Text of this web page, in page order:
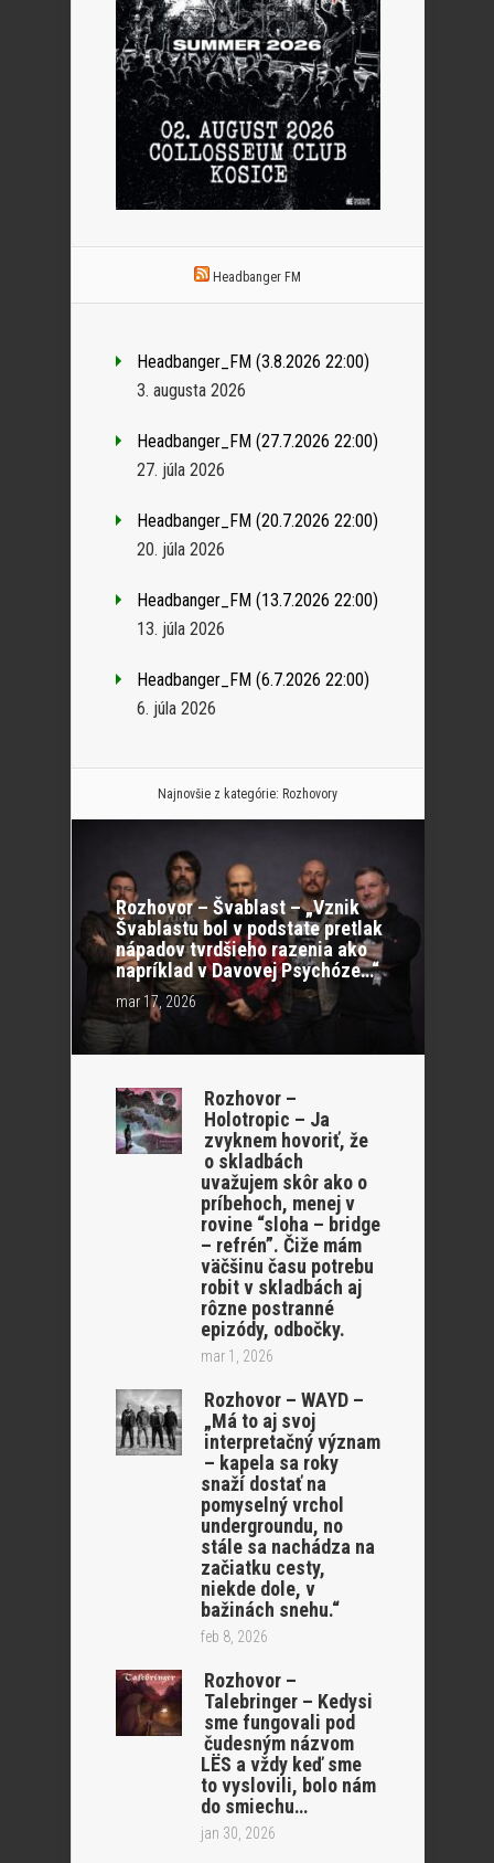
Headbanger FM
Headbanger_FM (3.8.2026 22:00)
3. augusta 2026
Headbanger_FM (27.7.2026 22:00)
27. júla 2026
Headbanger_FM (20.7.2026 22:00)
20. júla 2026
Headbanger_FM (13.7.2026 22:00)
13. júla 2026
Headbanger_FM (6.7.2026 22:00)
6. júla 2026
Najnovšie z kategórie: Rozhovory
Rozhovor – Švablast – „Vznik
Švablastu bol v podstate pretlak
nápadov tvrdšieho razenia ako
napríklad v Davovej Psychóze…“
mar 17, 2026
Rozhovor –
Holotropic – Ja
zvyknem hovoriť, že
o skladbách
uvažujem skôr ako o
príbehoch, menej v
rovine “sloha – bridge
– refrén”. Čiže mám
väčšinu času potrebu
robit v skladbách aj
rôzne postranné
epizódy, odbočky.
mar 1, 2026
Rozhovor – WAYD –
„Má to aj svoj
interpretačný význam
– kapela sa roky
snaží dostať na
pomyselný vrchol
undergroundu, no
stále sa nachádza na
začiatku cesty,
niekde dole, v
bažinách snehu.“
feb 8, 2026
Rozhovor –
Talebringer – Kedysi
sme fungovali pod
čudesným názvom
LËS a vždy keď sme
to vyslovili, bolo nám
do smiechu…
jan 30, 2026